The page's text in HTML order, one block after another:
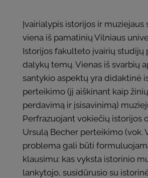
Įvairialypis istorijos ir muziejaus
viena iš pamatinių Vilniaus
Istorijos fakulteto įvairių studijų
dalykų temų. Vienas iš svarbių
santykio aspektų yra didaktinė
perteikimo (jį aiškinant kaip
perdavimą ir įsisavinimą)
Perfrazuojant vokiečių istorijos
Ursulą Becher perteikimo (vok.
problema gali būti
klausimu: kas vyksta istorinio
lankytojo, susidūrusio su